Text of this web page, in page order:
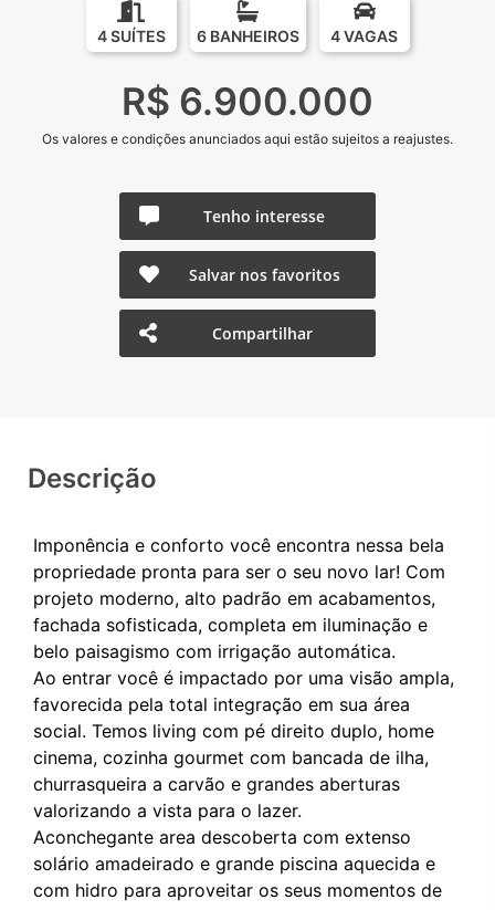
4 SUÍTES 6 BANHEIROS 4 VAGAS
R$ 6.900.000
Os valores e condições anunciados aqui estão sujeitos a reajustes.
Tenho interesse
Salvar nos favoritos
Compartilhar
Descrição
Imponência e conforto você encontra nessa bela
propriedade pronta para ser o seu novo lar! Com
projeto moderno, alto padrão em acabamentos,
fachada sofisticada, completa em iluminação e
belo paisagismo com irrigação automática.
Ao entrar você é impactado por uma visão ampla,
favorecida pela total integração em sua área
social. Temos living com pé direito duplo, home
cinema, cozinha gourmet com bancada de ilha,
churrasqueira a carvão e grandes aberturas
valorizando a vista para o lazer.
Aconchegante area descoberta com extenso
solário amadeirado e grande piscina aquecida e
com hidro para aproveitar os seus momentos de